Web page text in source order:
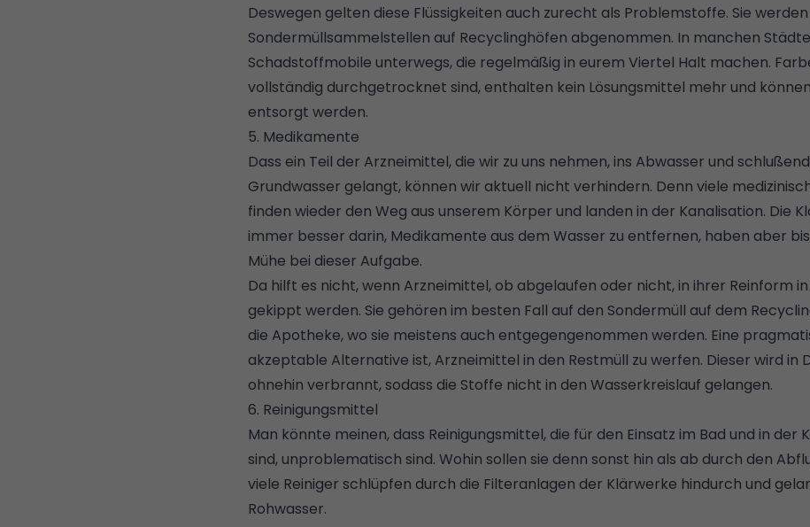
Deswegen gelten diese Flüssigkeiten auch zurecht als Problemstoffe. Sie
Sondermüllsammelstellen auf Recyclinghöfen abgenommen. In manchen
Schadstoffmobile unterwegs, die regelmäßig in eurem Viertel Halt machen.
vollständig durchgetrocknet sind, enthalten kein Lösungsmittel mehr und
entsorgt werden.
5. Medikamente
Dass ein Teil der Arzneimittel, die wir zu uns nehmen, ins Abwasser und
Grundwasser gelangt, können wir aktuell nicht verhindern. Denn viele
finden wieder den Weg aus unserem Körper und landen in der Kanalisation. Die
immer besser darin, Medikamente aus dem Wasser zu entfernen, haben aber
Mühe bei dieser Aufgabe.
Da hilft es nicht, wenn Arzneimittel, ob abgelaufen oder nicht, in ihrer Reinform
gekippt werden. Sie gehören im besten Fall auf den Sondermüll auf dem
die Apotheke, wo sie meistens auch entgegengenommen werden. Eine
akzeptable Alternative ist, Arzneimittel in den Restmüll zu werfen. Dieser wird in
ohnehin verbrannt, sodass die Stoffe nicht in den Wasserkreislauf gelangen.
6. Reinigungsmittel
Man könnte meinen, dass Reinigungsmittel, die für den Einsatz im Bad und in der
sind, unproblematisch sind. Wohin sollen sie denn sonst hin als ab durch den
viele Reiniger schlüpfen durch die Filteranlagen der Klärwerke hindurch und
Rohwasser.